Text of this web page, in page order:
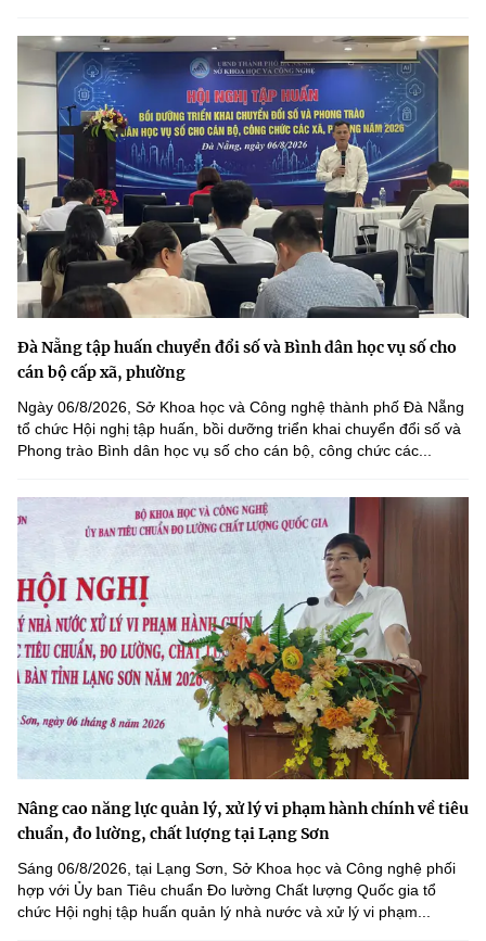
Đà Nẵng tập huấn chuyển đổi số và Bình dân học vụ số cho
cán bộ cấp xã, phường
Ngày 06/8/2026, Sở Khoa học và Công nghệ thành phố Đà Nẵng
tổ chức Hội nghị tập huấn, bồi dưỡng triển khai chuyển đổi số và
Phong trào Bình dân học vụ số cho cán bộ, công chức các...
Nâng cao năng lực quản lý, xử lý vi phạm hành chính về tiêu
chuẩn, đo lường, chất lượng tại Lạng Sơn
Sáng 06/8/2026, tại Lạng Sơn, Sở Khoa học và Công nghệ phối
hợp với Ủy ban Tiêu chuẩn Đo lường Chất lượng Quốc gia tổ
chức Hội nghị tập huấn quản lý nhà nước và xử lý vi phạm...